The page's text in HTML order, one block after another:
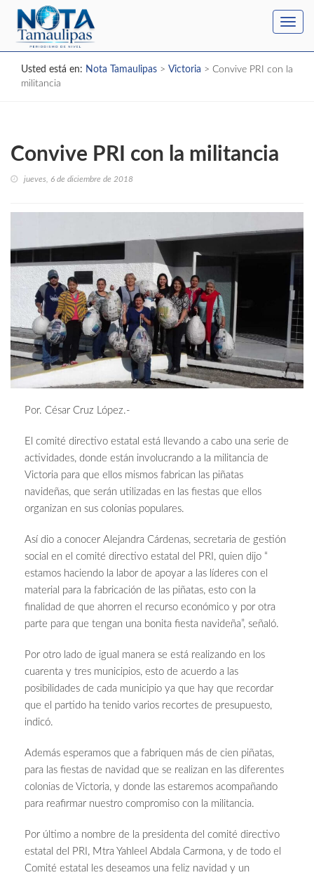
Usted está en: Nota Tamaulipas > Victoria > Convive PRI con la
militancia
Convive PRI con la militancia
jueves, 6 de diciembre de 2018
Por. César Cruz López.-
El comité directivo estatal está llevando a cabo una serie de
actividades, donde están involucrando a la militancia de
Victoria para que ellos mismos fabrican las piñatas
navideñas, que serán utilizadas en las fiestas que ellos
organizan en sus colonias populares.
Así dio a conocer Alejandra Cárdenas, secretaria de gestión
social en el comité directivo estatal del PRI, quien dijo “
estamos haciendo la labor de apoyar a las líderes con el
material para la fabricación de las piñatas, esto con la
finalidad de que ahorren el recurso económico y por otra
parte para que tengan una bonita fiesta navideña”, señaló.
Por otro lado de igual manera se está realizando en los
cuarenta y tres municipios, esto de acuerdo a las
posibilidades de cada municipio ya que hay que recordar
que el partido ha tenido varios recortes de presupuesto,
indicó.
Además esperamos que a fabriquen más de cien piñatas,
para las fiestas de navidad que se realizan en las diferentes
colonias de Victoria, y donde las estaremos acompañando
para reafirmar nuestro compromiso con la militancia.
Por último a nombre de la presidenta del comité directivo
estatal del PRI, Mtra Yahleel Abdala Carmona, y de todo el
Comité estatal les deseamos una feliz navidad y un